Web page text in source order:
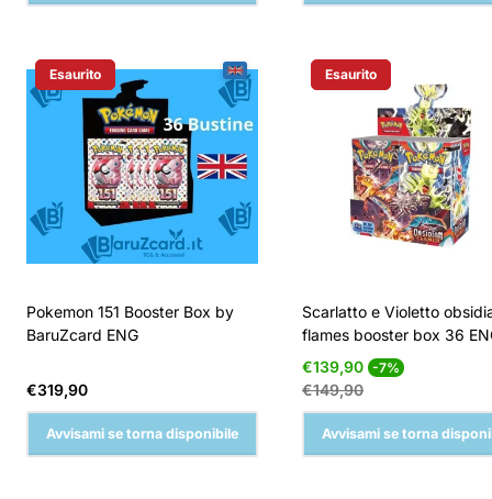
Etichetta Del Prodotto:
Esaurito
Pokemon 151 Booster Box by
BaruZcard ENG
Prezzo
normale
€319,90
Avvisami se torna disponibile
Etichetta Del Prodotto:
Esaurito
Scarlatto e Violetto
flames booster box 36
Prezzo
di
vendita
€139,90 -7% Prezzo
€149,90
Avvisami se torna